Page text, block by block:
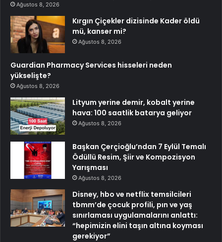
Ağustos 8, 2026
Kırgın Çiçekler dizisinde Kader öldü
mü, kanser mi?
Ağustos 8, 2026
Guardian Pharmacy Services hisseleri neden
yükselişte?
Ağustos 8, 2026
Lityum yerine demir, kobalt yerine
hava: 100 saatlik batarya geliyor
Ağustos 8, 2026
Başkan Çerçioğlu’ndan 7 Eylül Temalı
Ödüllü Resim, Şiir ve Kompozisyon
Yarışması
Ağustos 8, 2026
Disney, hbo ve netflix temsilcileri
tbmm’de çocuk profili, pın ve yaş
sınırlaması uygulamalarını anlattı:
“hepimizin elini taşın altına koyması
gerekiyor”